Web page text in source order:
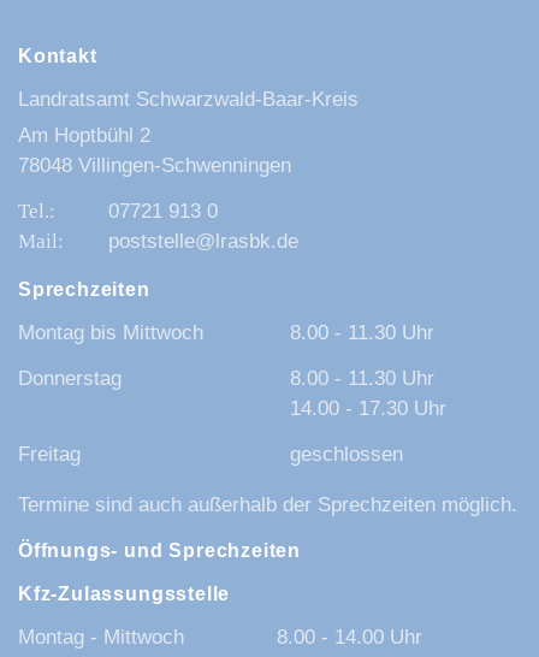
Kontakt
Landratsamt Schwarzwald-Baar-Kreis
Am Hoptbühl 2
78048 Villingen-Schwenningen
07721 913 0
poststelle@lrasbk.de
Sprechzeiten
Montag bis Mittwoch
8.00 - 11.30 Uhr
Donnerstag
8.00 - 11.30 Uhr
14.00 - 17.30 Uhr
Freitag
geschlossen
Termine sind auch außerhalb der Sprechzeiten möglich.
Öffnungs- und Sprechzeiten
Kfz-Zulassungsstelle
Montag - Mittwoch
8.00 - 14.00 Uhr